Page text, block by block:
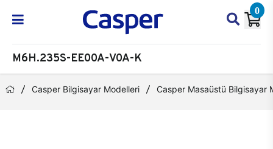
0
M6H.235S-EE00A-V0A-K
Casper Bilgisayar Modelleri Casper Masaüstü Bilgisayar